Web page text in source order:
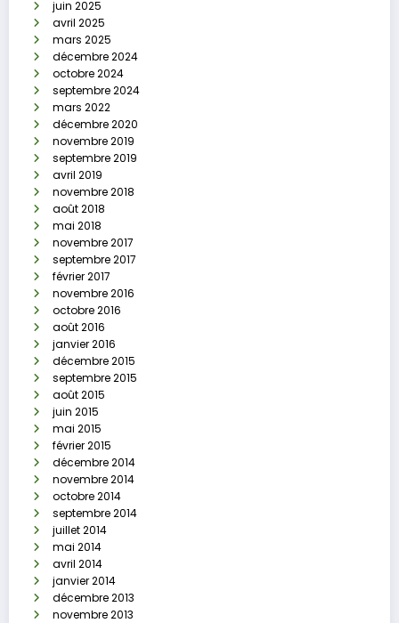
juin 2025
avril 2025
mars 2025
décembre 2024
octobre 2024
septembre 2024
mars 2022
décembre 2020
novembre 2019
septembre 2019
avril 2019
novembre 2018
août 2018
mai 2018
novembre 2017
septembre 2017
février 2017
novembre 2016
octobre 2016
août 2016
janvier 2016
décembre 2015
septembre 2015
août 2015
juin 2015
mai 2015
février 2015
décembre 2014
novembre 2014
octobre 2014
septembre 2014
juillet 2014
mai 2014
avril 2014
janvier 2014
décembre 2013
novembre 2013